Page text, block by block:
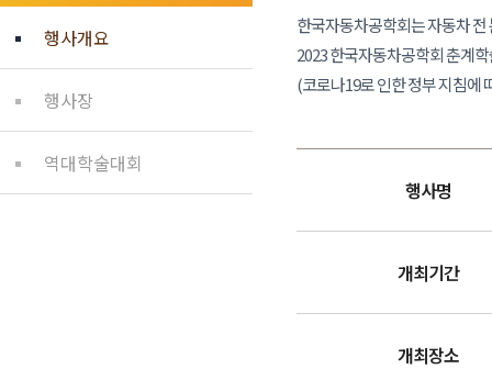
행사개요
행사장
역대학술대회
한국자동차공학회는 자동차 전
2023 한국자동차공학회 춘계
(코로나19로 인한 정부 지침에
행사명
개최기간
개최장소